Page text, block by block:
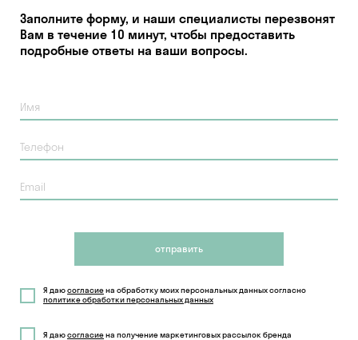
Заполните форму, и наши специалисты перезвонят
Вам в течение 10 минут, чтобы предоставить
подробные ответы на ваши вопросы.
отправить
Я даюсогласиена обработку моих персональных данных согласно
политике обработки персональных данных
Я даюсогласиена получение маркетинговых рассылок бренда